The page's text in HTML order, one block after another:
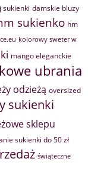
sukienki damskie bluzy
sukienko hm
kolorowy sweter w
mango eleganckie
ubrania
odzieżą oversized
sukienki
sklepu
sukienki do 50 zł
świąteczne